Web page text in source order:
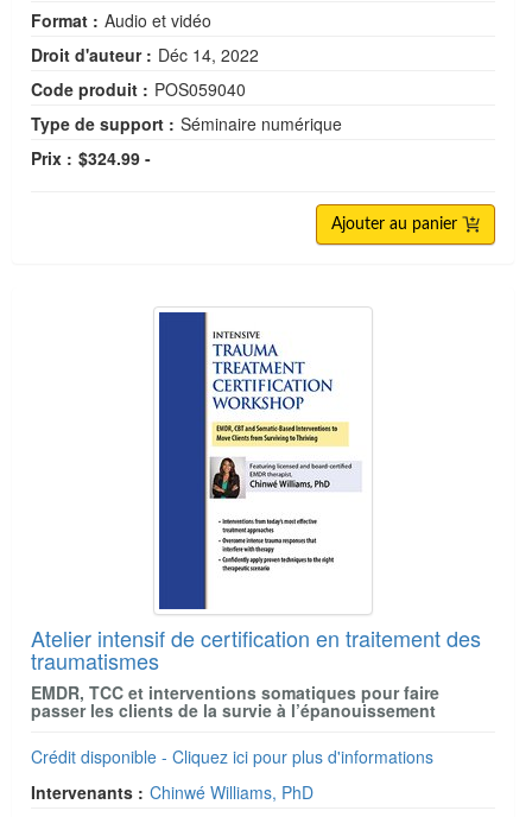
Format : Audio et vidéo
Droit d'auteur : Déc 14, 2022
Code produit : POS059040
Type de support : Séminaire numérique
Prix : $324.99 -
Ajouter au panier
Atelier intensif de certification en traitement des
traumatismes
EMDR, TCC et interventions somatiques pour faire
passer les clients de la survie à l’épanouissement
Crédit disponible - Cliquez ici pour plus d'informations
Intervenants : Chinwé Williams, PhD